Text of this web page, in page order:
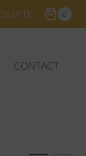
0
CONTACT